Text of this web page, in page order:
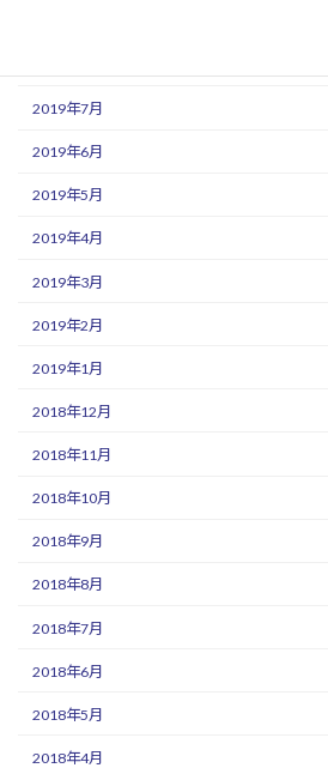
2019年7月
2019年6月
2019年5月
2019年4月
2019年3月
2019年2月
2019年1月
2018年12月
2018年11月
2018年10月
2018年9月
2018年8月
2018年7月
2018年6月
2018年5月
2018年4月